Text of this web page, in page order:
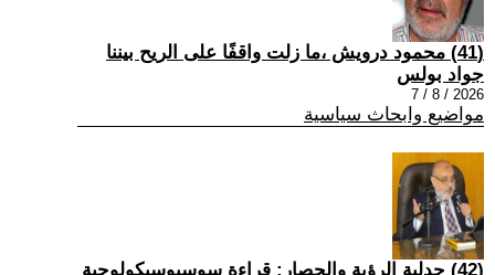
(41) محمود درويش ،ما زلت واقفًا على الريح بيننا
جواد بولس
2026 / 8 / 7
مواضيع وابحاث سياسية
(42) جدلية الرؤية والحصار: قراءة سوسيوسيكولوجية